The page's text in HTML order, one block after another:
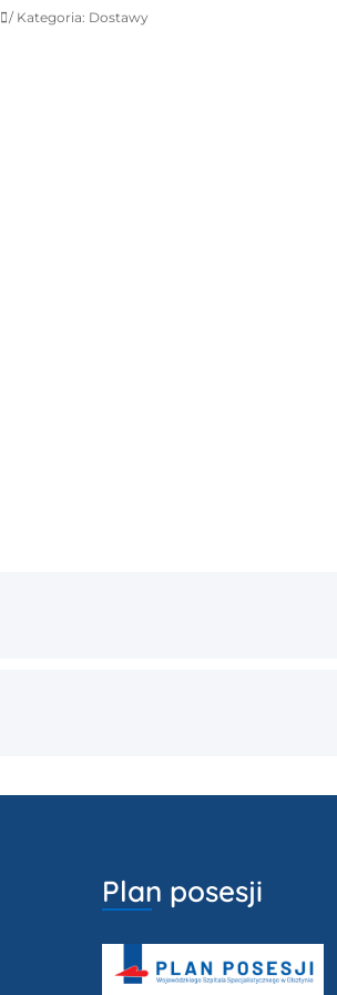
Kategoria: Dostawy
Plan posesji